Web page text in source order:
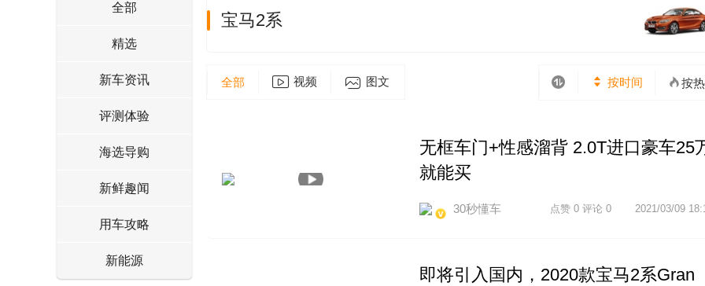
全部
精选
新车资讯
评测体验
海选导购
新鲜趣闻
用车攻略
新能源
宝马2系
全部 视频 图文 按时间 按
无框车门+性感溜背 2.0T进口豪车25
就能买
30秒懂车 2021/03/09
点赞 0 评论 0
即将引入国内，2020款宝马2系Gran